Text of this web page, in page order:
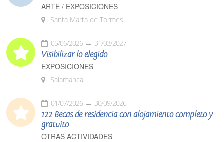
ARTE / EXPOSICIONES
Santa Marta de Tormes
05/06/2026 31/03/2027
Visibilizar lo elegido
EXPOSICIONES
Salamanca
01/07/2026 30/09/2026
122 Becas de residencia con alojamiento completo y
gratuito
OTRAS ACTIVIDADES